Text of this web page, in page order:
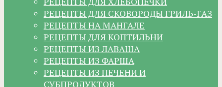
РЕЦЕПТЫ ДЛЯ СКОВОРОДЫ ГРИЛЬ-ГАЗ
РЕЦЕПТЫ НА МАНГАЛЕ
РЕЦЕПТЫ ДЛЯ КОПТИЛЬНИ
РЕЦЕПТЫ ИЗ ЛАВАША
РЕЦЕПТЫ ИЗ ФАРША
РЕЦЕПТЫ ИЗ ПЕЧЕНИ И
СУБПРОДУКТОВ